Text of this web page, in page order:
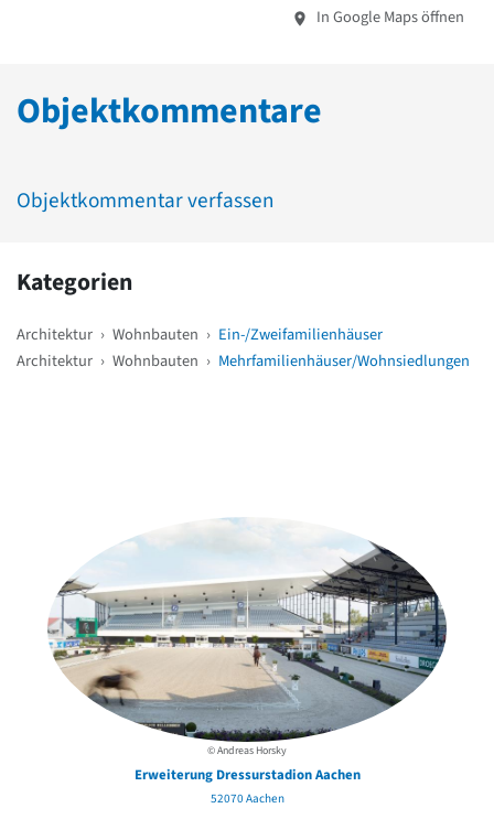
In Google Maps öffnen
Objektkommentare
Objektkommentar verfassen
Kategorien
Architektur › Wohnbauten › Ein-/Zweifamilienhäuser
Architektur › Wohnbauten › Mehrfamilienhäuser/Wohnsiedlungen
© Andreas Horsky
Erweiterung Dressurstadion Aachen
52070 Aachen